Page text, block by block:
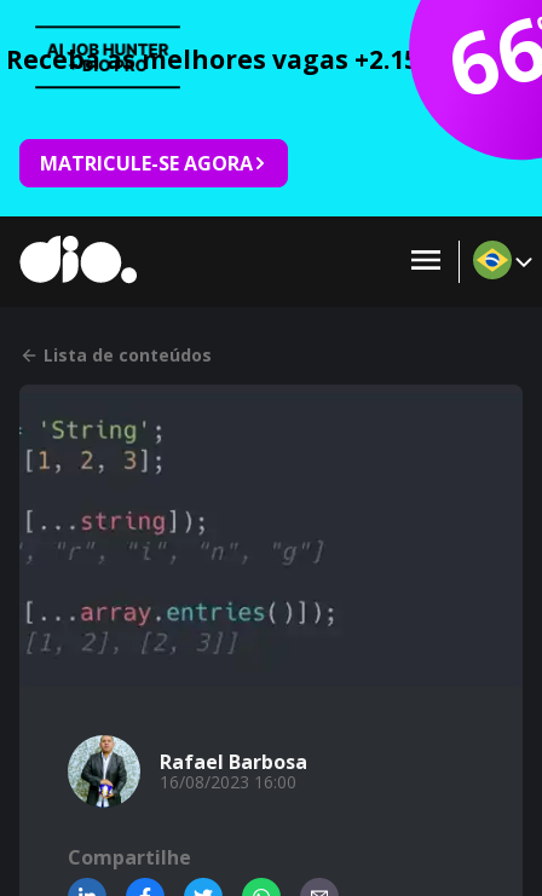
Receba as melhores vagas +2.150 cursos
MATRICULE-SE AGORA
Lista de conteúdos
Rafael Barbosa
16/08/2023 16:00
Compartilhe